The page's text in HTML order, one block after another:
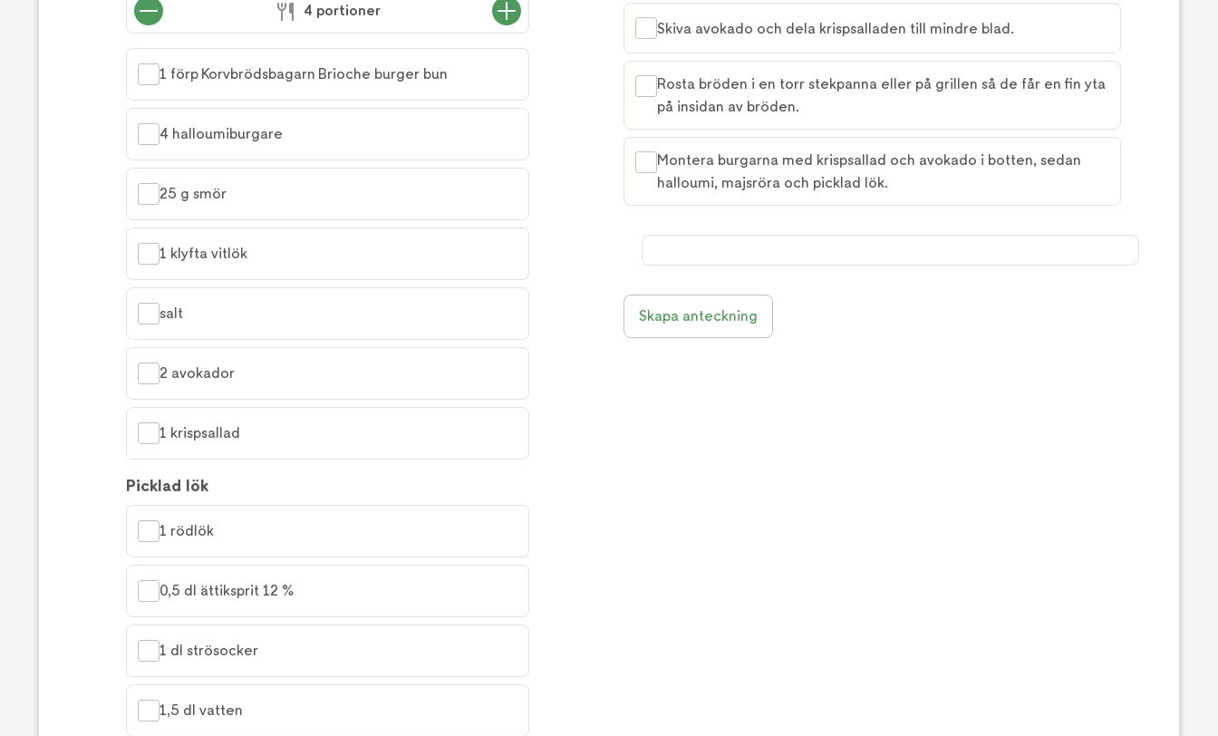
4 portioner
1 förp Korvbrödsbagarn Brioche burger bun
4 halloumiburgare
25 g smör
1 klyfta vitlök
salt
2 avokador
1 krispsallad
Picklad lök
1 rödlök
0,5 dl ättiksprit 12 %
1 dl strösocker
1,5 dl vatten
Skiva avokado och dela krispsalladen till mindre blad.
Rosta bröden i en torr stekpanna eller på grillen så de får en fin yta
på insidan av bröden.
Montera burgarna med krispsallad och avokado i botten, sedan
halloumi, majsröra och picklad lök.
Skapa anteckning